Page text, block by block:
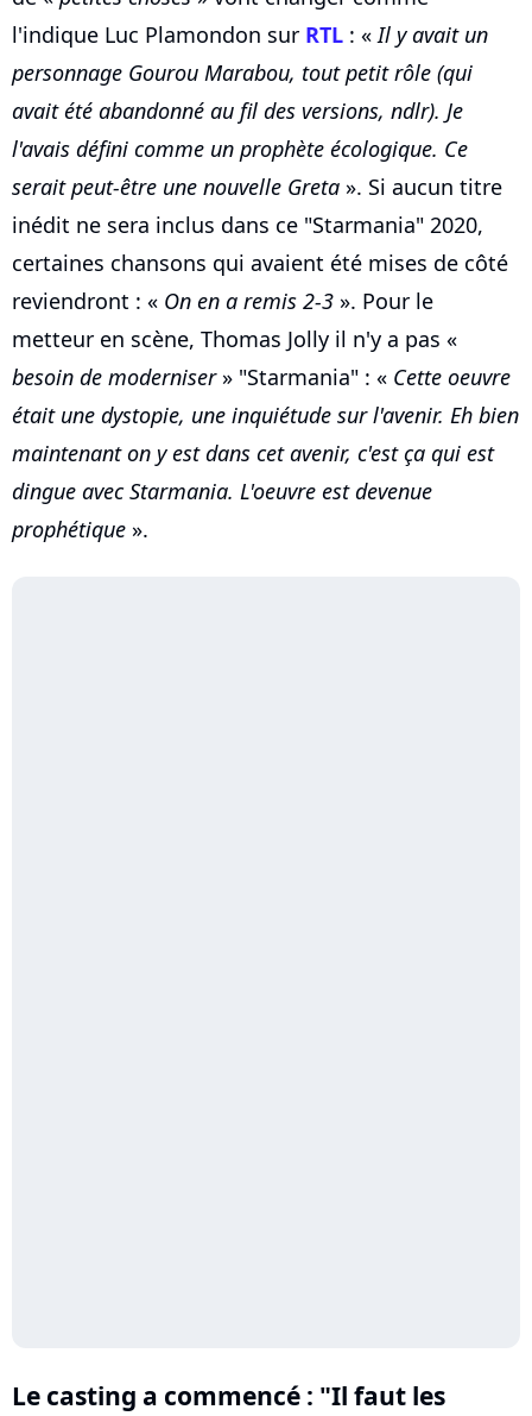
l'indique Luc Plamondon sur RTL : «Il y avait un
personnage Gourou Marabou, tout petit rôle (qui
avait été abandonné au fil des versions, ndlr). Je
l'avais défini comme un prophète écologique. Ce
serait peut-être une nouvelle Greta ». Si aucun titre
inédit ne sera inclus dans ce "Starmania" 2020,
certaines chansons qui avaient été mises de côté
reviendront : « On en a remis 2-3 ». Pour le
metteur en scène, Thomas Jolly il n'y a pas «
besoin de moderniser» "Starmania" : « Cette oeuvre
était une dystopie, une inquiétude sur l'avenir. Eh bien
maintenant on y est dans cet avenir, c'est ça qui est
dingue avec Starmania. L'oeuvre est devenue
prophétique ».
Le casting a commencé : "Il faut les